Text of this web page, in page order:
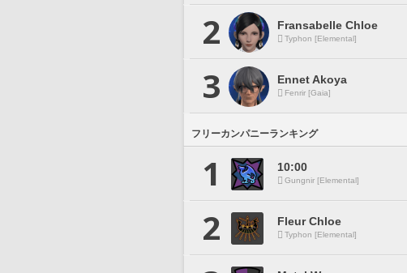
2 Fransabelle Chloe
Typhon [Elemental]
3 Ennet Akoya
Fenrir [Gaia]
フリーカンパニーランキング
1 10:00
Gungnir [Elemental]
2 Fleur Chloe
Typhon [Elemental]